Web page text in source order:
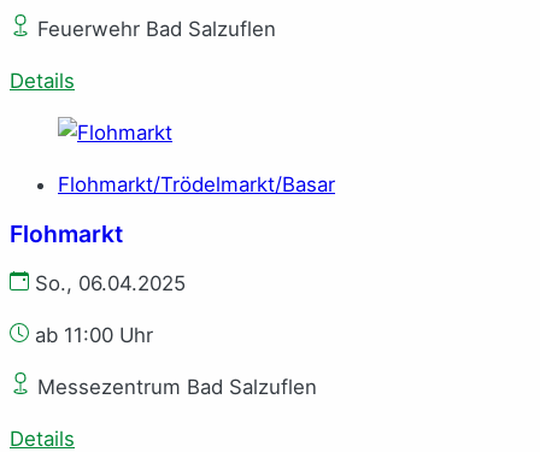
Feuerwehr Bad Salzuflen
Details
Flohmarkt/Trödelmarkt/Basar
Flohmarkt
So., 06.04.2025
ab 11:00 Uhr
Messezentrum Bad Salzuflen
Details